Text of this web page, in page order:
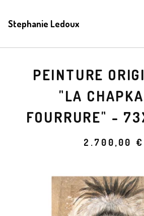
Stephanie Ledoux
PEINTURE
"LA
FOURRURE" -
2.700,00 €